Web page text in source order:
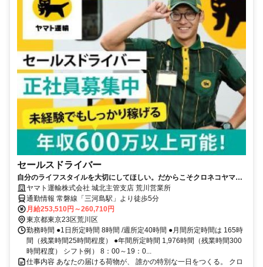
セールスドライバー
自分のライフスタイルを大切にしてほしい。だからこそクロネコヤマト
は収入も休日も充実
ヤマト運輸株式会社 城北主管支店 荒川営業所
通勤情報 常磐線「三河島駅」より徒歩5分
月給253,510円～260,710円
東京都東京23区荒川区
勤務時間 ●1日所定時間 8時間 /週所定40時間 ●月間所定時間は 165時
間（残業時間25時間程度） ●年間所定時間 1,976時間（残業時間300
時間程度） シフト例） 8：00～19：0...
仕事内容 あなたの届ける荷物が、 誰かの特別な一日をつくる。 クロ